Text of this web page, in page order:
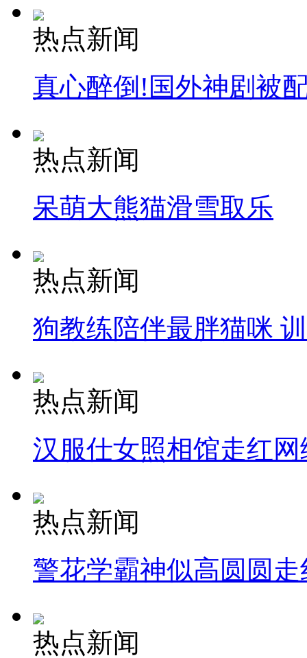
热点新闻
真心醉倒!国外神剧被
热点新闻
呆萌大熊猫滑雪取乐
热点新闻
狗教练陪伴最胖猫咪
热点新闻
汉服仕女照相馆走红网
热点新闻
警花学霸神似高圆圆走
热点新闻